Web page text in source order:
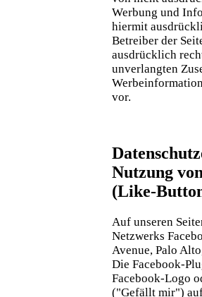
Werbung und
hiermit
Betreiber der
ausdrücklich
unverlangten
vor.
Nutzung
(Like-
Auf unseren
Netzwerks
Avenue, Palo
Die Facebook-
Facebook-Logo
("Gefällt mir")